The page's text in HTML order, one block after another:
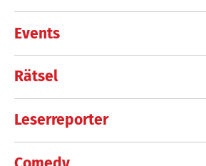
Events
Rätsel
Leserreporter